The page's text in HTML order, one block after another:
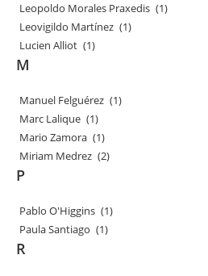
Leopoldo Morales Praxedis (1)
Leovigildo Martínez (1)
Lucien Alliot (1)
M
Manuel Felguérez (1)
Marc Lalique (1)
Mario Zamora (1)
Miriam Medrez (2)
P
Pablo O'Higgins (1)
Paula Santiago (1)
R